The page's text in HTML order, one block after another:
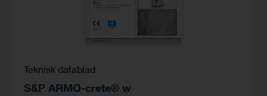
Teknisk datablad
S&P ARMO-crete® w